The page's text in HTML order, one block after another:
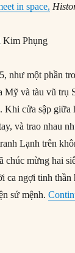
in space,
Kim Phụng
như một phần
Mỹ và tàu vũ trụ
Khi cửa sập giữa
và trao nhau
Lạnh trên
chúc mừng hai
ca ngợi tinh
sứ mệnh.